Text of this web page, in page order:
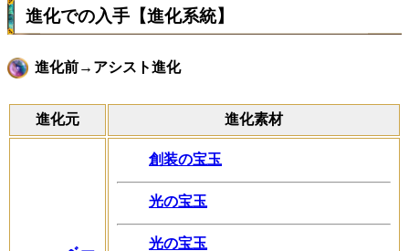
進化での入手【進化系統】
進化前→アシスト進化
進化元 進化素材
創装の宝玉
光の宝玉
光の宝玉